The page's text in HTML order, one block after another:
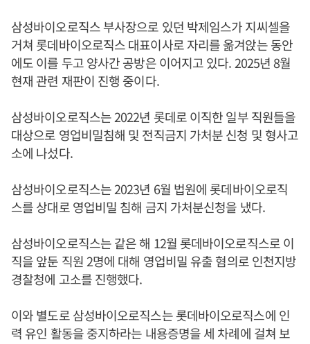
삼성바이오로직스 부사장으로 있던 박제임스가 지씨셀을
거쳐 롯데바이오로직스 대표이사로 자리를 옮겨앉는 동안
에도 이를 두고 양사간 공방은 이어지고 있다. 2025년 8월
현재 관련 재판이 진행 중이다.
삼성바이오로직스는 2022년 롯데로 이직한 일부 직원들을
대상으로 영업비밀침해 및 전직금지 가처분 신청 및 형사고
소에 나섰다.
삼성바이오로직스는 2023년 6월 법원에 롯데바이오로직
스를 상대로 영업비밀 침해 금지 가처분신청을 냈다.
삼성바이오로직스는 같은 해 12월 롯데바이오로직스로 이
직을 앞둔 직원 2명에 대해 영업비밀 유출 혐의로 인천지방
경찰청에 고소를 진행했다.
이와 별도로 삼성바이오로직스는 롯데바이오로직스에 인
력 유인 활동을 중지하라는 내용증명을 세 차례에 걸쳐 보